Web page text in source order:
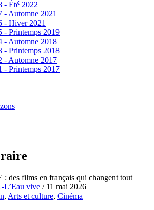
- Été 2022
- Automne 2021
- Hiver 2021
- Printemps 2019
- Automne 2018
- Printemps 2018
- Automne 2017
- Printemps 2017
L’Eau vive / 11 mai 2026
, Arts et culture, Cinéma